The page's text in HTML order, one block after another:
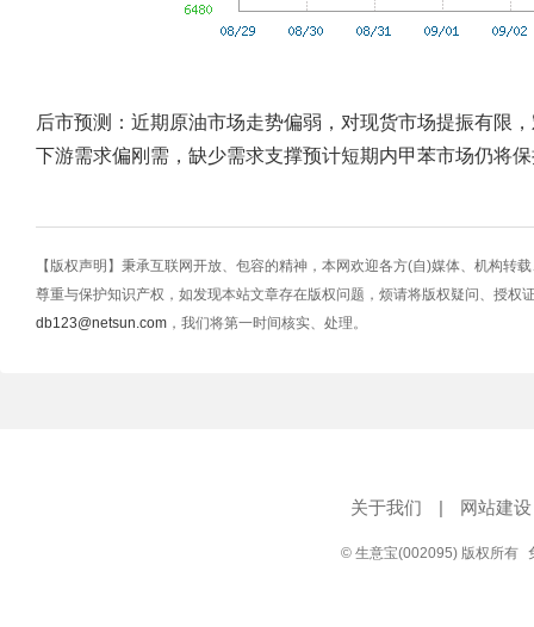
后市预测： 近期原油市场走势偏弱，对现货市场提振有限
下游需求偏刚需，缺少需求支撑预计短期内甲苯市场仍将
【版权声明】秉承互联网开放、包容的精神，本网欢迎各方(自)媒体、机构转
尊重与保护知识产权，如发现本站文章存在版权问题，烦请将版权疑问、授权
db123@netsun.com ，我们将第一时间核实、处理。
关于我们 | 网站建设
© 生意宝(002095) 版权所有